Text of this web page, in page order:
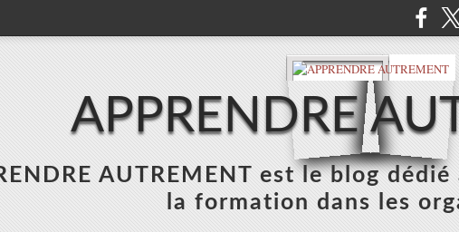
APPRENDRE
AUTREMENT est le blog
la formation dans les